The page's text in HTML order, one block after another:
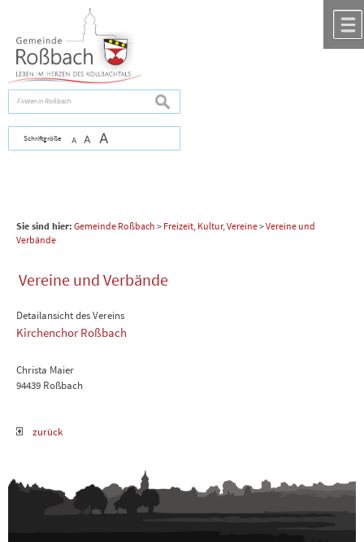
zur Navigation
Schriftgröße A A A
suchen
Sie sind hier: Gemeinde Roßbach > Freizeit, Kultur, Vereine>Vereine und
Verbände
Vereine und Verbände
Detailansicht des Vereins
Kirchenchor Roßbach
Christa Maier
94439 Roßbach
zurück